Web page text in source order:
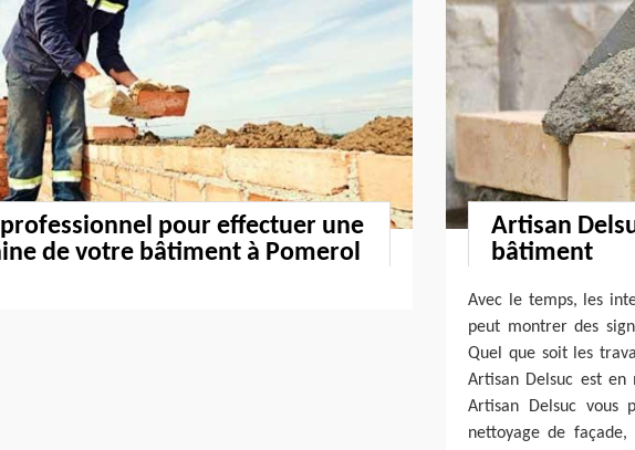
professionnel pour effectuer une
de votre bâtiment à Pomerol
Artisan
bâtiment
Avec le temps, les
peut montrer des
Quel que soit les
Artisan Delsuc est
Artisan Delsuc vous
nettoyage de